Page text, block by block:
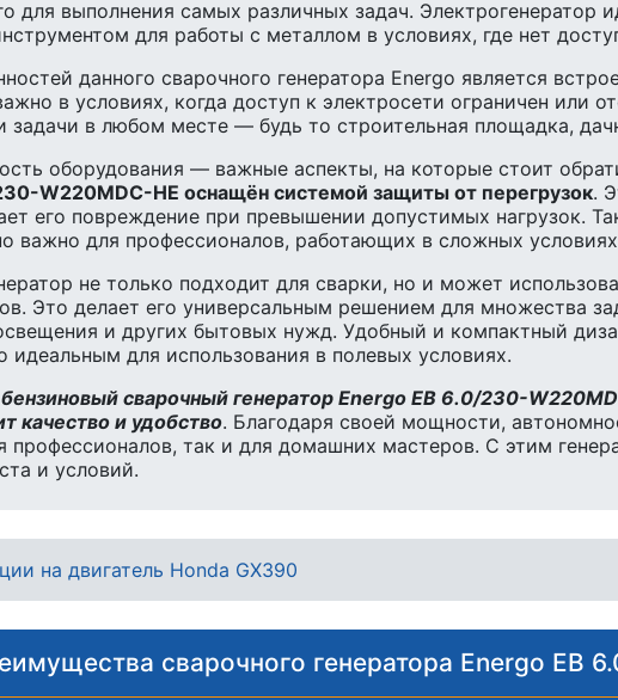
для выполнения самых различных задач. Электрогенератор
для работы с металлом в условиях, где нет
данного сварочного генератора Energo является
в условиях, когда доступ к электросети ограничен или
задачи в любом месте — будь то строительная площадка,
оборудования — важные аспекты, на которые стоит
W220MDC-HE оснащён системой защиты от перегрузок.
его повреждение при превышении допустимых нагрузок.
важно для профессионалов, работающих в сложных
не только подходит для сварки, но и может
Это делает его универсальным решением для множества
и других бытовых нужд. Удобный и компактный
идеальным для использования в полевых условиях.
сварочный генератор Energo EB 6.0/230-
качество и удобство. Благодаря своей мощности,
профессионалов, так и для домашних мастеров. С этим
и условий.
на двигатель Honda GX390
сварочного генератора Energo EB